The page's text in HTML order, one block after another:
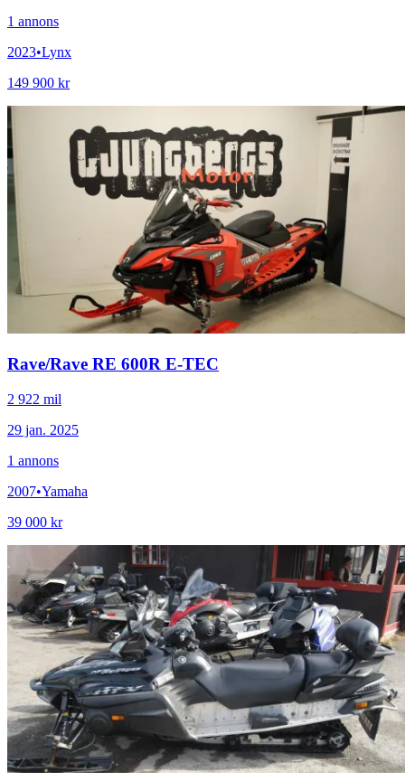
1 annons
2023•Lynx
149 900 kr
Rave/Rave RE 600R E-TEC
2 922 mil
29 jan. 2025
1 annons
2007•Yamaha
39 000 kr